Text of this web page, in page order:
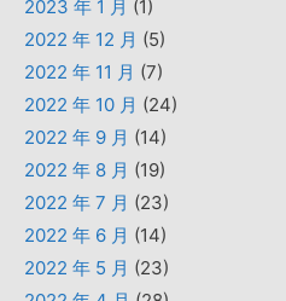
2023 年 1 月 (1)
2022 年 12 月 (5)
2022 年 11 月 (7)
2022 年 10 月 (24)
2022 年 9 月 (14)
2022 年 8 月 (19)
2022 年 7 月 (23)
2022 年 6 月 (14)
2022 年 5 月 (23)